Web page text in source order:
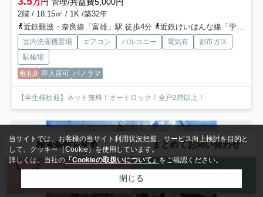
2階 / 18.15㎡ / 1K /築32年
近鉄難波・奈良線「富雄」駅 徒歩4分
近鉄けいはんな線「学研北生駒」駅 バス13分 奈良交通「富雄駅」 停歩5分
室内洗濯機置場 エアコン バルコニー 電気有
都市ガス
駐輪場
敷礼0 即入居可 パノラマ
【学生様歓迎】ネット無料！オートロック！全戸2階以上！
検索条件を変更 まとめてお問い合わせ
来店予約 お問い合わせ
当サイトでは、お客様の当サイト利用状況把握、サービス向上検討を目的と
して、クッキー（Cookie）を使用しています。
詳しくは、当社の 「Cookieの取扱いについて」 をご確認ください。
閉じる